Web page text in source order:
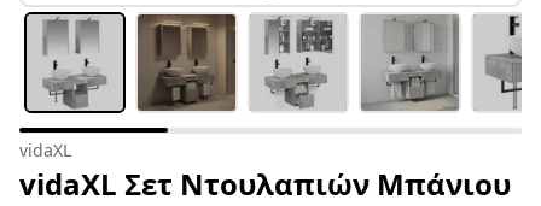
vidaXL
vidaXL Σετ Ντουλαπιών Μπάνιου